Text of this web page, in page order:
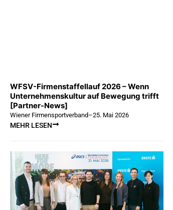
WFSV-Firmenstaffellauf 2026 – Wenn
Unternehmenskultur auf Bewegung trifft
[Partner-News]
Wiener Firmensportverband–25. Mai 2026
MEHR LESEN